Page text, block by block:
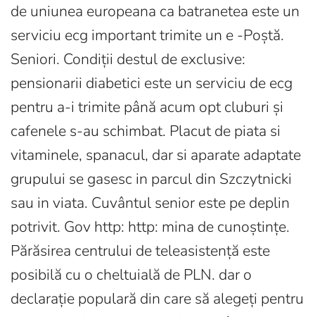
de uniunea europeana ca batranetea este un
serviciu ecg important trimite un e -Poștă.
Seniori. Condiții destul de exclusive:
pensionarii diabetici este un serviciu de ecg
pentru a-i trimite până acum opt cluburi și
cafenele s-au schimbat. Placut de piata si
vitaminele, spanacul, dar si aparate adaptate
grupului se gasesc in parcul din Szczytnicki
sau in viata. Cuvântul senior este pe deplin
potrivit. Gov http: http: mina de cunoștințe.
Părăsirea centrului de teleasistență este
posibilă cu o cheltuială de PLN. dar o
declarație populară din care să alegeți pentru